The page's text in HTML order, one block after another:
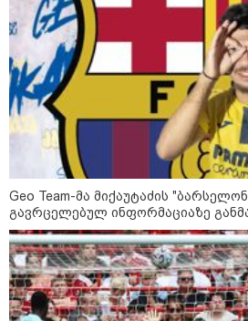
10
დღის ზოგადი
პროგნოზი
Geo Team-მა მიქაუტაძის
გავრცელებულ ინფორმაციაზე